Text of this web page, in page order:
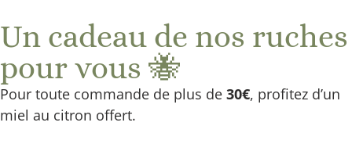
et 60€ à Domicile
Un cadeau de nos ruches
pour vous 🐝
Pour toute commande de plus de 30€, profitez d’un
miel au citron offert.